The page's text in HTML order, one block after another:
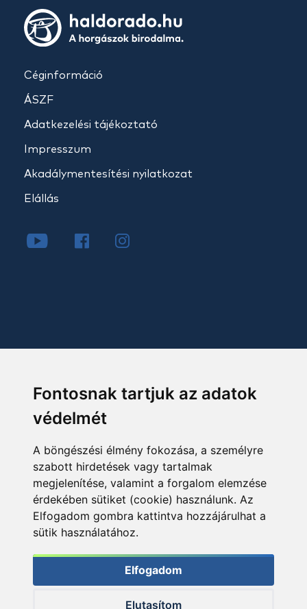
Fontosnak tartjuk az adatok
védelmét
A böngészési élmény fokozása, a személyre
szabott hirdetések vagy tartalmak
megjelenítése, valamint a forgalom elemzése
érdekében sütiket (cookie) használunk. Az
Elfogadom gombra kattintva hozzájárulhat a
sütik használatához.
Elfogadom
Elutasítom
Céginformáció
ÁSZF
Adatkezelési tájékoztató
Impresszum
Akadálymentesítési nyilatkozat
Elállás